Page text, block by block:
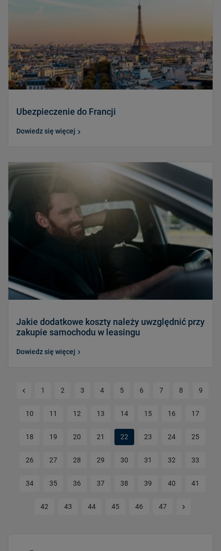
Ubezpieczenie do Francji
Dowiedz się więcej
Jakie dodatkowe koszty należy uwzględnić przy
zakupie samochodu w leasingu
Dowiedz się więcej
Poprzednia strona
1 2 3 4 5 6 7 8 9
10 11 12 13 14 15 16 17
18 19 20 21 22 23 24 25
26 27 28 29 30 31 32 33
34 35 36 37 38 39 40 41
42 43 44 45 46 47 Kolejna